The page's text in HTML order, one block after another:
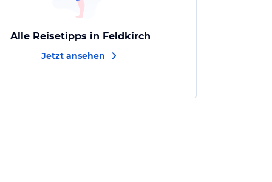
Alle Reisetipps in Feldkirch
Jetzt ansehen